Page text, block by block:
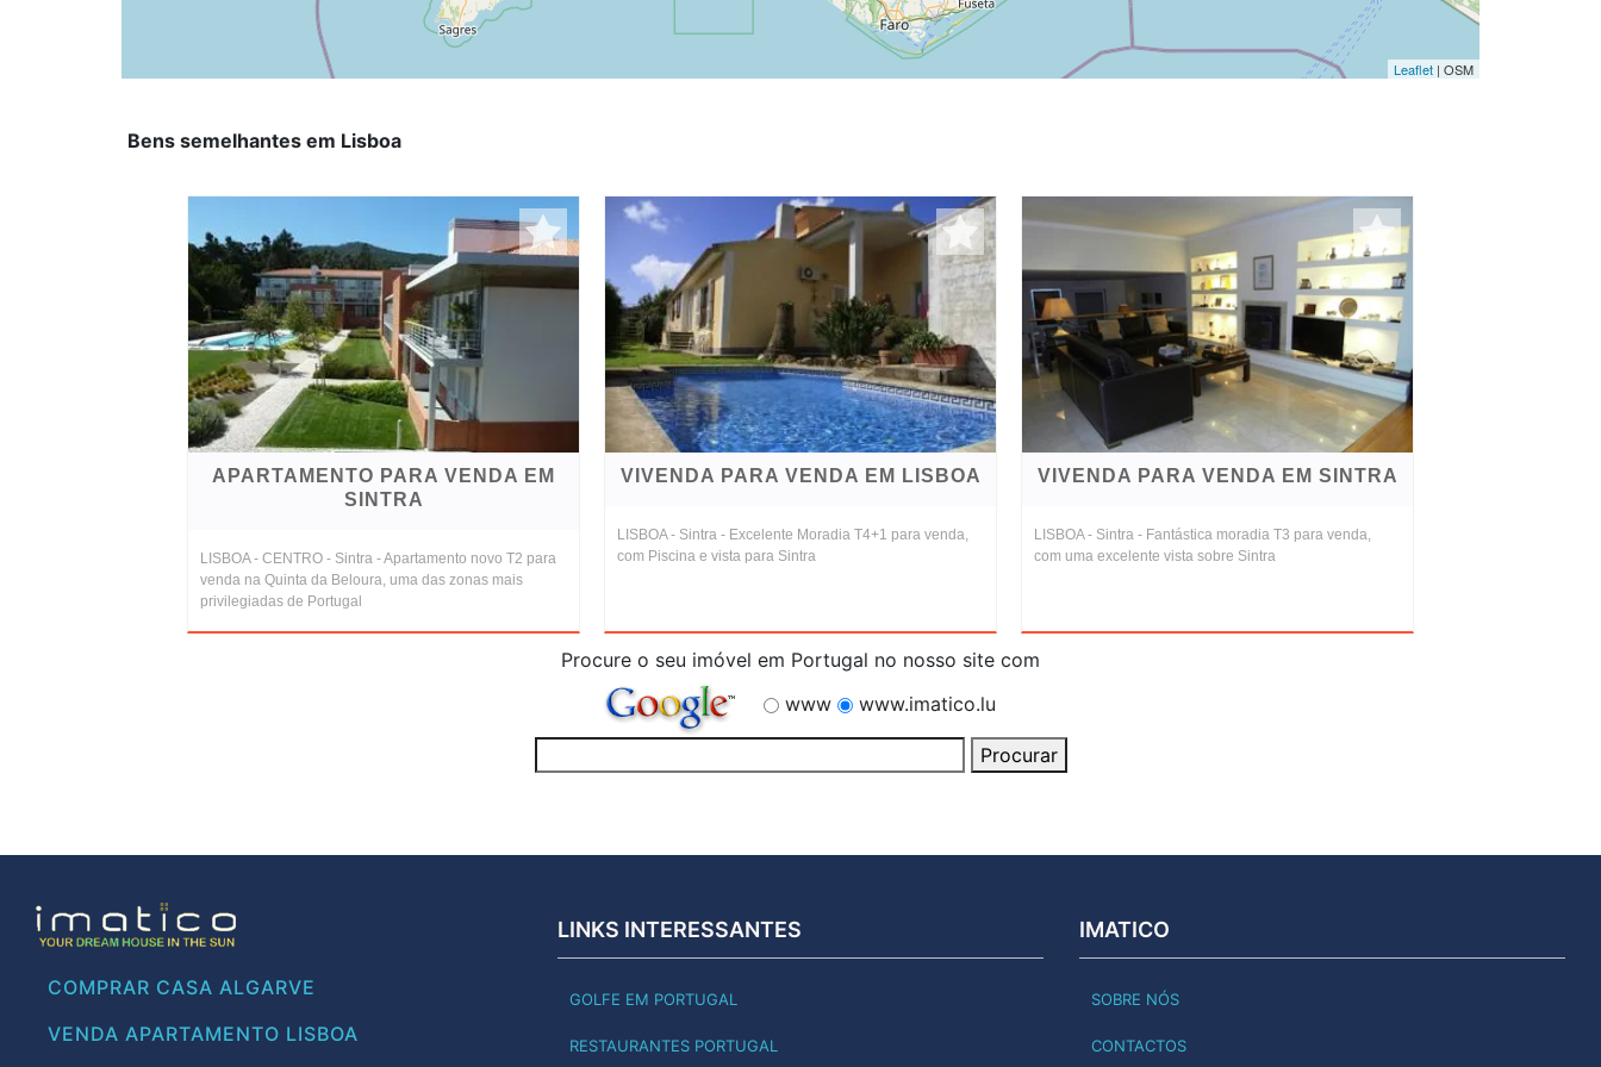
Leaflet | OSM
Bens semelhantes em Lisboa
APARTAMENTO PARA VENDA EM
SINTRA
LISBOA - CENTRO - Sintra - Apartamento novo T2 para
venda na Quinta da Beloura, uma das zonas mais
privilegiadas de Portugal
VIVENDA PARA VENDA EM LISBOA
LISBOA - Sintra - Excelente Moradia T4+1 para venda,
com Piscina e vista para Sintra
VIVENDA PARA VENDA EM SINTRA
LISBOA - Sintra - Fantástica moradia T3 para venda,
com uma excelente vista sobre Sintra
Procure o seu imóvel em Portugal no nosso site com
www
www.imatico.lu
COMPRAR CASA ALGARVE
VENDA APARTAMENTO LISBOA
LINKS INTERESSANTES
GOLFE EM PORTUGAL
RESTAURANTES PORTUGAL
IMATICO
SOBRE NÓS
CONTACTOS